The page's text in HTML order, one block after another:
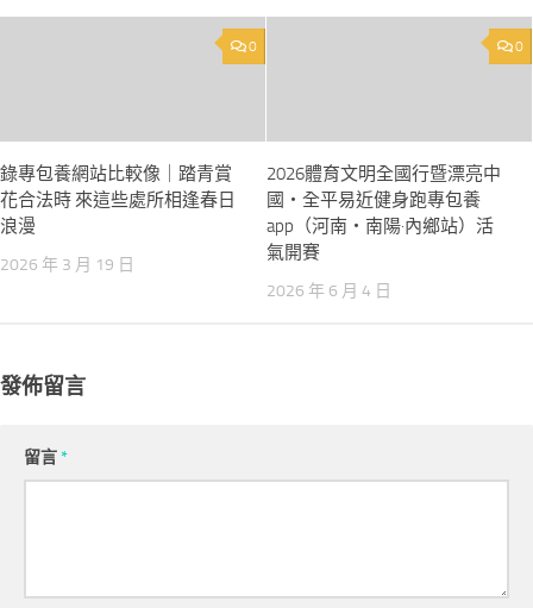
0
錄專包養網站比較像｜踏青賞
花合法時 來這些處所相逢春日
浪漫
2026 年 3 月 19 日
0
2026體育文明全國行暨漂亮中
國・全平易近健身跑專包養
app（河南・南陽·內鄉站）活
氣開賽
2026 年 6 月 4 日
發佈留言
留言*